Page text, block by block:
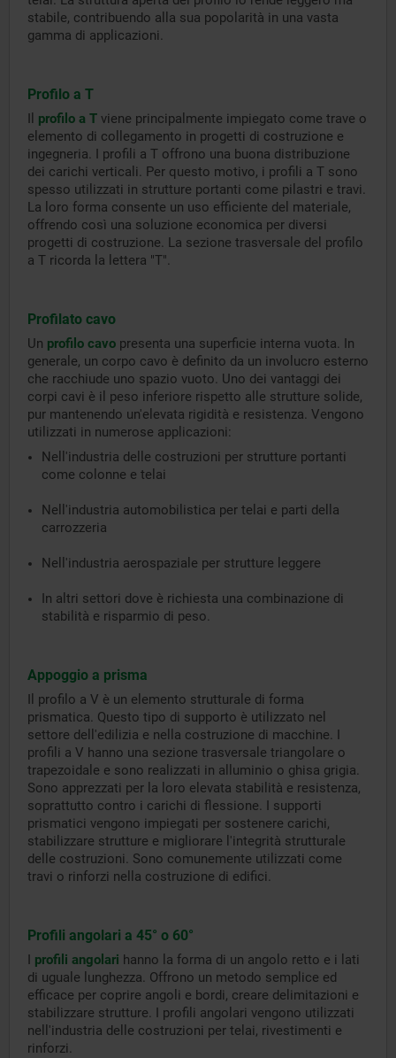
stabile, contribuendo alla sua popolarità in una vasta
gamma di applicazioni.
Profilo a T
Il profilo a T viene principalmente impiegato come trave o
elemento di collegamento in progetti di costruzione e
ingegneria. I profili a T offrono una buona distribuzione
dei carichi verticali. Per questo motivo, i profili a T sono
spesso utilizzati in strutture portanti come pilastri e travi.
La loro forma consente un uso efficiente del materiale,
offrendo così una soluzione economica per diversi
progetti di costruzione. La sezione trasversale del profilo
a T ricorda la lettera "T".
Profilato cavo
Un profilo cavo presenta una superficie interna vuota. In
generale, un corpo cavo è definito da un involucro esterno
che racchiude uno spazio vuoto. Uno dei vantaggi dei
corpi cavi è il peso inferiore rispetto alle strutture solide,
pur mantenendo un'elevata rigidità e resistenza. Vengono
utilizzati in numerose applicazioni:
Nell'industria delle costruzioni per strutture portanti
come colonne e telai
Nell'industria automobilistica per telai e parti della
carrozzeria
Nell'industria aerospaziale per strutture leggere
In altri settori dove è richiesta una combinazione di
stabilità e risparmio di peso.
Appoggio a prisma
Il profilo a V è un elemento strutturale di forma
prismatica. Questo tipo di supporto è utilizzato nel
settore dell'edilizia e nella costruzione di macchine. I
profili a V hanno una sezione trasversale triangolare o
trapezoidale e sono realizzati in alluminio o ghisa grigia.
Sono apprezzati per la loro elevata stabilità e resistenza,
soprattutto contro i carichi di flessione. I supporti
prismatici vengono impiegati per sostenere carichi,
stabilizzare strutture e migliorare l'integrità strutturale
delle costruzioni. Sono comunemente utilizzati come
travi o rinforzi nella costruzione di edifici.
Profili angolari a 45° o 60°
I profili angolari hanno la forma di un angolo retto e i lati
di uguale lunghezza. Offrono un metodo semplice ed
efficace per coprire angoli e bordi, creare delimitazioni e
stabilizzare strutture. I profili angolari vengono utilizzati
nell'industria delle costruzioni per telai, rivestimenti e
rinforzi.